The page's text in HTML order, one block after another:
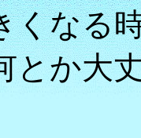
くなる
とか大